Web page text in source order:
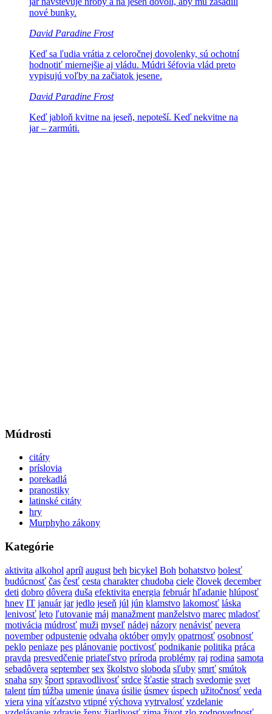
nové bunky.
David Paradine Frost
Keď sa ľudia vrátia z celoročnej dovolenky, sú ochotní
hodnotiť miernejšie aj vládu. Múdri šéfovia vlád preto
vypisujú voľby na začiatok jesene.
David Paradine Frost
Keď jabloň kvitne na jeseň, nepoteší. Keď nekvitne na
jar – zarmúti.
Múdrosti
citáty
príslovia
porekadlá
pranostiky
latinské citáty
hry
Murphyho zákony
Kategórie
aktivita alkohol apríl august beh bicykel Boh bohatstvo bolesť
budúcnosť čas česť cesta charakter chudoba ciele človek december
deti dobro dôvera duša efektivita energia február hľadanie hlúposť
hnev IT január jar jedlo jeseň júl jún klamstvo lakomosť láska
lenivosť leto ľutovanie máj manažment manželstvo marec mladosť
motivácia múdrosť muži myseľ nádej názory nenávisť nevera
november odpustenie odvaha október omyly opatrnosť osobnosť
peklo peniaze pes plánovanie poctivosť podnikanie politika práca
pravda presvedčenie priateľstvo príroda problémy raj rodina samota
sebadôvera september sex školstvo sloboda sľuby smrť smútok
snaha sny šport spravodlivosť srdce šťastie strach svedomie svet
talent tím túžba umenie únava úsilie úsmev úspech užitočnosť veda
viera vina víťazstvo vtipné výchova vytrvalosť vzdelanie